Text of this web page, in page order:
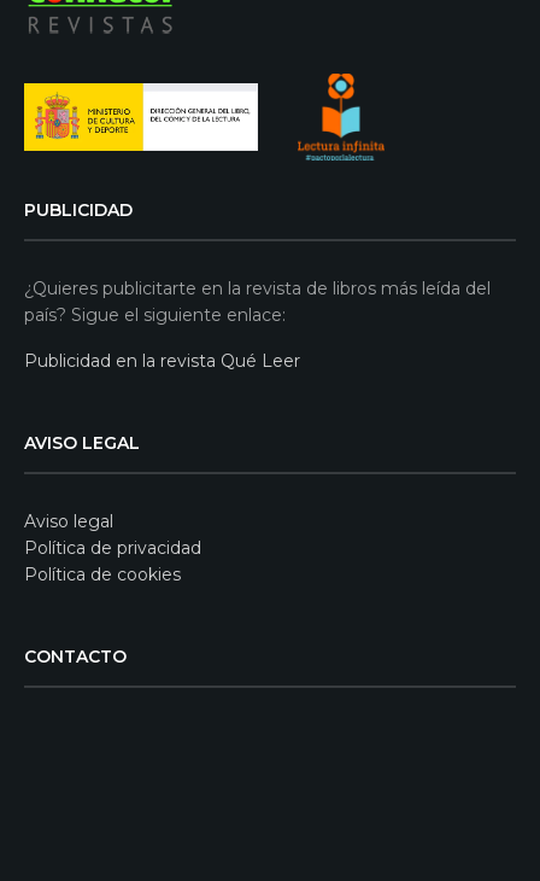
PUBLICIDAD
¿Quieres publicitarte en la revista de libros más leída del
país? Sigue el siguiente enlace:
Publicidad en la revista Qué Leer
AVISO LEGAL
Aviso legal
Política de privacidad
Política de cookies
CONTACTO